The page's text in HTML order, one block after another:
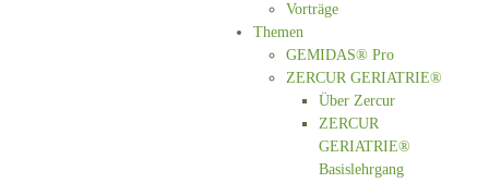
Vorträge
Themen
GEMIDAS® Pro
ZERCUR GERIATRIE®
Über Zercur
ZERCUR
GERIATRIE®
Basislehrgang